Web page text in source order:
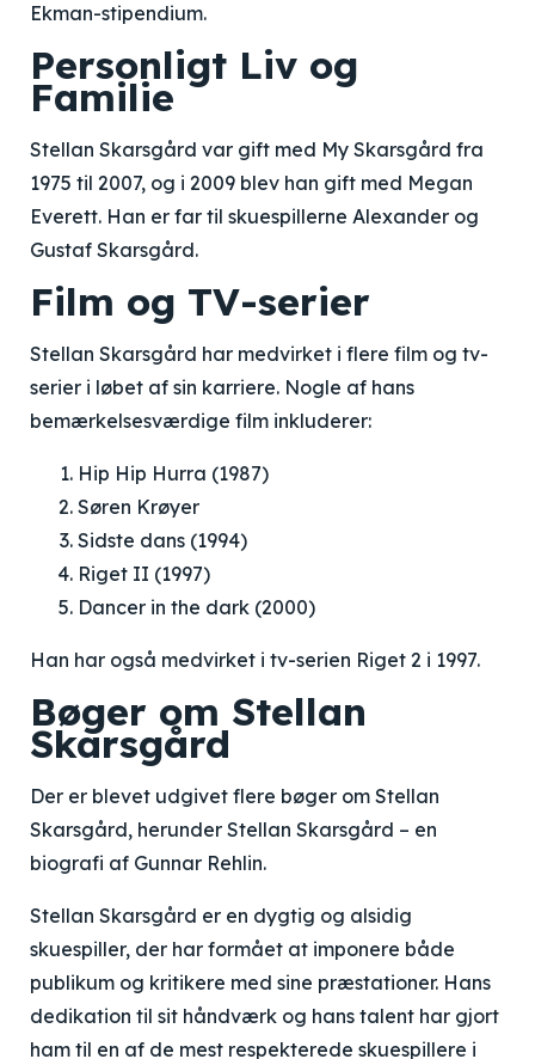
Ekman-stipendium.
Personligt Liv og
Familie
Stellan Skarsgård var gift med My Skarsgård fra
1975 til 2007, og i 2009 blev han gift med Megan
Everett. Han er far til skuespillerne Alexander og
Gustaf Skarsgård.
Film og TV-serier
Stellan Skarsgård har medvirket i flere film og tv-
serier i løbet af sin karriere. Nogle af hans
bemærkelsesværdige film inkluderer:
Hip Hip Hurra (1987)
Søren Krøyer
Sidste dans (1994)
Riget II (1997)
Dancer in the dark (2000)
Han har også medvirket i tv-serien Riget 2 i 1997.
Bøger om Stellan
Skarsgård
Der er blevet udgivet flere bøger om Stellan
Skarsgård, herunder Stellan Skarsgård – en
biografi af Gunnar Rehlin.
Stellan Skarsgård er en dygtig og alsidig
skuespiller, der har formået at imponere både
publikum og kritikere med sine præstationer. Hans
dedikation til sit håndværk og hans talent har gjort
ham til en af de mest respekterede skuespillere i